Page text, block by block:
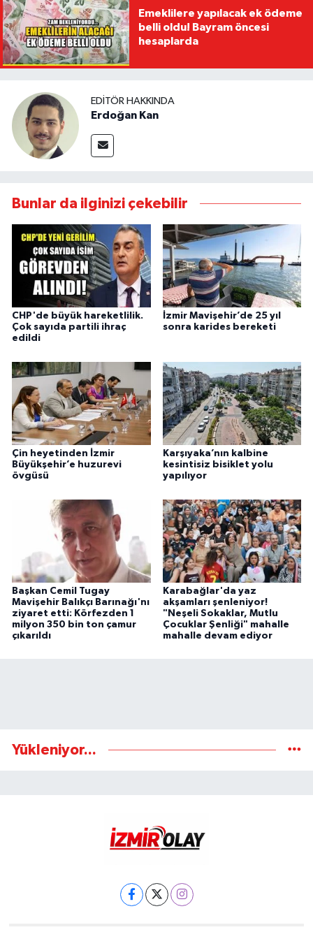
Emeklilere yapılacak ek ödeme
belli oldu! Bayram öncesi
hesaplarda
EDITÖR HAKKINDA
Erdoğan Kan
Bunlar da ilginizi çekebilir
CHP'de büyük hareketlilik.
Çok sayıda partili ihraç
edildi
İzmir Mavişehir’de 25 yıl
sonra karides bereketi
Çin heyetinden İzmir
Büyükşehir’e huzurevi
övgüsü
Karşıyaka’nın kalbine
kesintisiz bisiklet yolu
yapılıyor
Başkan Cemil Tugay
Mavişehir Balıkçı Barınağı'nı
ziyaret etti: Körfezden 1
milyon 350 bin ton çamur
çıkarıldı
Karabağlar'da yaz
akşamları şenleniyor!
"Neşeli Sokaklar, Mutlu
Çocuklar Şenliği" mahalle
mahalle devam ediyor
Yükleniyor...